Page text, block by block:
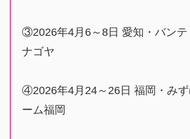
③2026年4月6～8日 愛知・バンテ
ナゴヤ
④2026年4月24～26日 福岡・みず
ーム福岡